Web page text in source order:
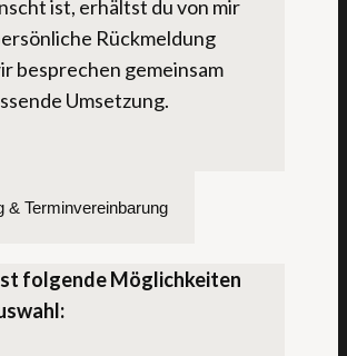
ist, erhältst du von mir
Rückmeldung
besprechen gemeinsam
Umsetzung.
& Terminvereinbarung
folgende Möglichkeiten